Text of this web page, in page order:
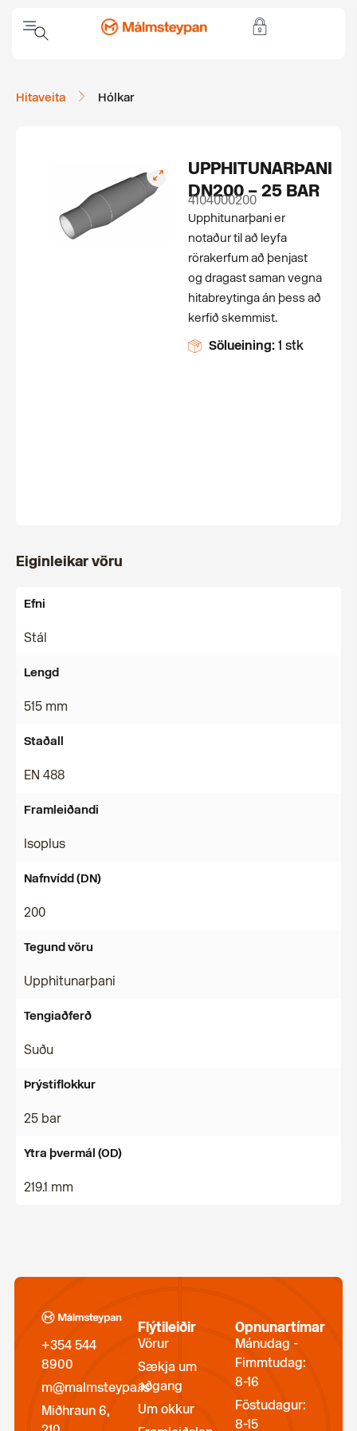
Hitaveita Hólkar
UPPHITUNARÞANI
DN200 – 25 BAR
4104000200
Upphitunarþani er
notaður til að leyfa
rörakerfum að þenjast
og dragast saman vegna
hitabreytinga án þess að
kerfið skemmist.
Sölueining:1 stk
Eiginleikar vöru
Efni
Stál
Lengd
515 mm
Staðall
EN 488
Framleiðandi
Isoplus
Nafnvídd (DN)
200
Tegund vöru
Upphitunarþani
Tengiaðferð
Suðu
Þrýstiflokkur
25 bar
Ytra þvermál (OD)
219.1 mm
+354 544
8900
m@malmsteypa.is
Miðhraun 6,
Flýtileiðir
Vörur
Sækja um
aðgang
Um okkur
Opnunartímar
Mánudag -
Fimmtudag:
8-16
Föstudagur:
8-15